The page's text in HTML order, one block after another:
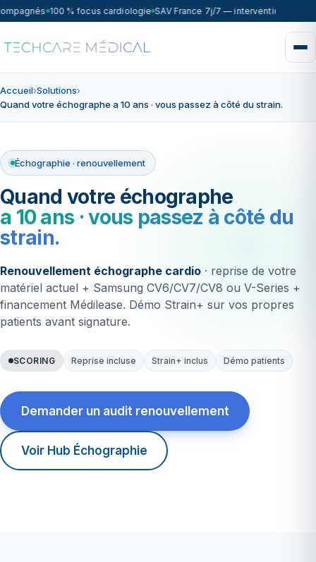
100 % focus cardiologie SAV France 7j/7 — intervention sous
Accueil›Solutions›
Quand votre échographe a 10 ans · vous passez à côté du strain.
Échographie · renouvellement
Quand votre échographe
a 10 ans · vous passez à côté du
strain.
Renouvellement échographe cardio · reprise de votre
matériel actuel + Samsung CV6/CV7/CV8 ou V-Series +
financement Médilease. Démo Strain+ sur vos propres
patients avant signature.
SCORING Reprise incluse Strain+ inclus Démo patients
Demander un audit renouvellement
Voir Hub Échographie